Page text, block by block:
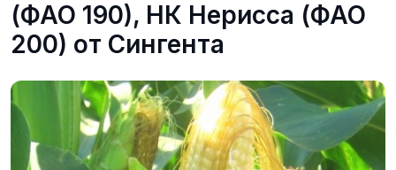
(ФАО 190), НК Нерисса (ФАО
200) от Сингента